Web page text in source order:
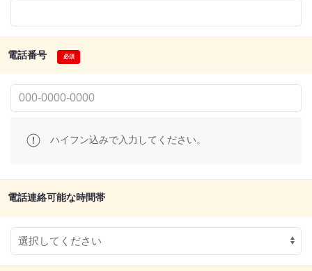
電話番号
ハイフン込みで入力してください。
電話連絡可能な時間帯